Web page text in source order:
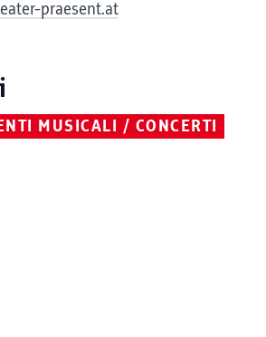
praesent.at
MUSICALI / CONCERTI